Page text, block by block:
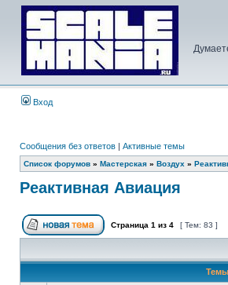
Вход
Сообщения без ответов | Активные темы
Список форумов » Мастерская » Воздух »
Реактивная Авиация
Страница 1 из 4 [ Тем: 83 ]
Темы